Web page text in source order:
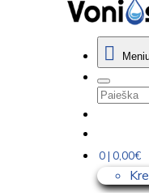
0 | 0,00€